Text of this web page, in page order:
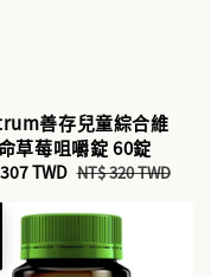
善存兒童綜合維
草莓咀嚼錠 60錠
TWD Regular
NT$ 320 TWD